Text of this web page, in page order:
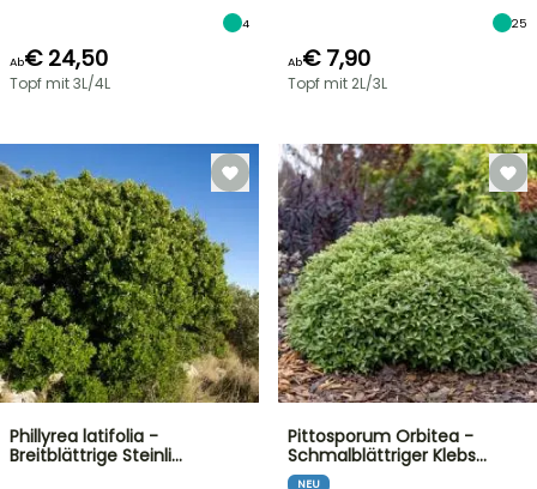
4
Ab€ 24,50
Topf mit 3L/4L
25
Ab€ 7,90
Topf mit 2L/3L
Phillyrea latifolia -
Breitblättrige Steinli…
Pittosporum Orbitea -
Schmalblättriger Klebs…
NEU